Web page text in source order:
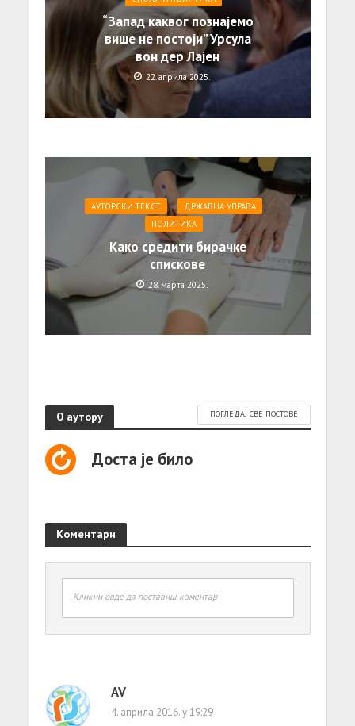
“Запад каквог познајемо
више не постоји” Урсула
вон дер Лајен
22. априла 2025.
АУТОРСКИ ТЕКСТ
ДРЖАВНА УПРАВА
ПОЛИТИКА
Како средити бирачке
спискове
28. марта 2025.
О аутору ПОГЛЕДАЈ СВЕ ПОСТОВЕ
Доста је било
Коментари
Кликни овде да поставиш коментар
AV
4. априла 2016. у 19:29